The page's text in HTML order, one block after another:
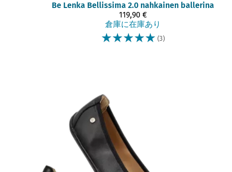
Be Lenka Bellissima 2.0 nahkainen ballerina
119,90 €
倉庫に在庫あり
☆☆☆☆☆ (3)